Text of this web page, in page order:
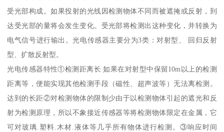
受光部构成。如果投射的光线因检测物体不同而被遮掩或反射，到
达受光部的量将会发生变化。受光部将检测出这种变化，并转换为
电气信号进行输出。光电传感器主要分为3类：对射型、 回归反射
型、扩散反射型。
光电传感器特性①检测距离长 如果在对射型中保留10m以上的检测
距离等，便能实现其他检测手段（磁性、超声波等）无法离检测。
达到的长距②对检测物体的限制少由于以检测物体引起的遮光和反
射为检测原理，所以不象接近传感器等将检测物体限定在金属，它
可对玻璃.塑料.木材.液体等几乎所有物体进行检测。③响应时间